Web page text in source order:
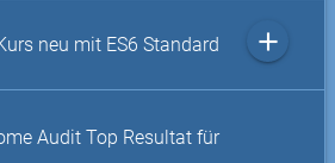
neu mit ES6 Standard add
Audit Top Resultat für